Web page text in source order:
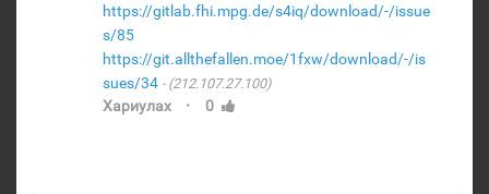
https://gitlab.fhi.mpg.de/s4iq/download/-/issue
s/85
https://git.allthefallen.moe/1fxw/download/-/is
sues/34
(212.107.27.100)
Хариулах · 0